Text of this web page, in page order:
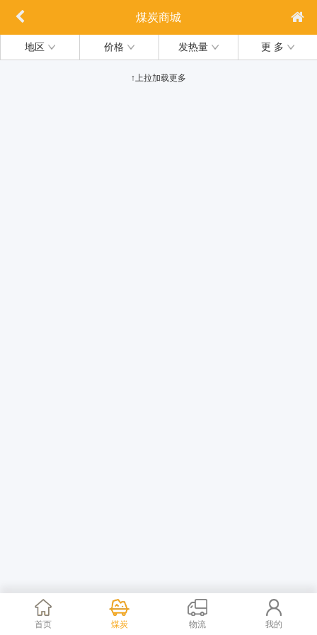
煤炭商城
地区 价格 发热量 更 多
↑上拉加载更多
首页 煤炭 物流 我的